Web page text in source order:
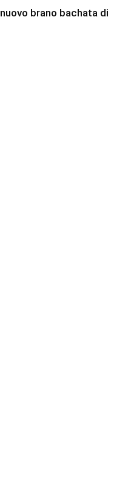
brano bachata di